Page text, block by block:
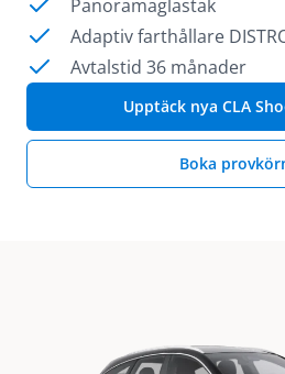
Panoramaglastak
Adaptiv farthållare
Avtalstid 36 månader
Upptäck nya CLA
Boka